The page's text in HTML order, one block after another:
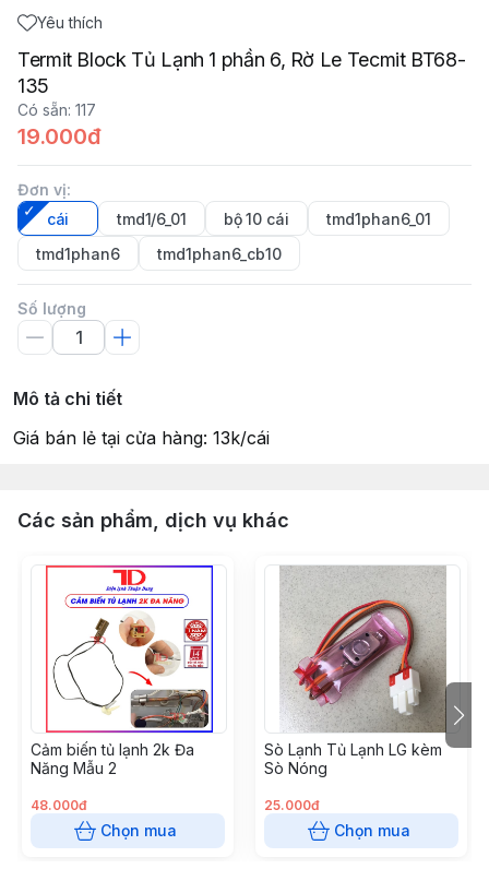
Yêu thích
Termit Block Tủ Lạnh 1 phần 6, Rờ Le Tecmit BT68-
135
Có sẵn: 117
19.000đ
Đơn vị:
cái
tmd1/6_01 bộ 10 cái
tmd1phan6_01
tmd1phan6
tmd1phan6_cb10
Số lượng
Mô tả chi tiết
Giá bán lẻ tại cửa hàng: 13k/cái
Các sản phẩm, dịch vụ khác
Cảm biến tủ lạnh 2k Đa
Năng Mẫu 2
48.000đ
Chọn mua
Sò Lạnh Tủ Lạnh LG kèm
Sò Nóng
25.000đ
Chọn mua